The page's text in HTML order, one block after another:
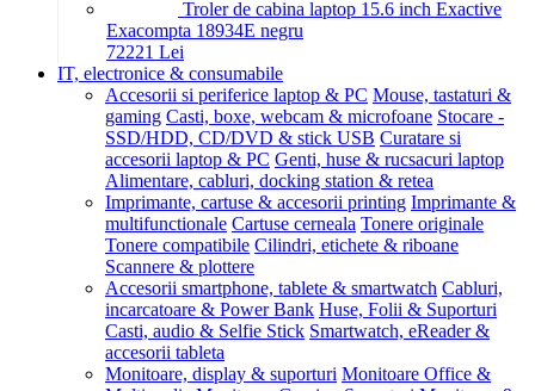
Troler de cabina laptop 15.6 inch Exactive
Exacompta 18934E negru
72221 Lei
IT, electronice & consumabile
Accesorii si periferice laptop & PC Mouse, tastaturi &
gaming Casti, boxe, webcam & microfoane Stocare -
SSD/HDD, CD/DVD & stick USB Curatare si
accesorii laptop & PC Genti, huse & rucsacuri laptop
Alimentare, cabluri, docking station & retea
Imprimante, cartuse & accesorii printing Imprimante &
multifunctionale Cartuse cerneala Tonere originale
Tonere compatibile Cilindri, etichete & riboane
Scannere & plottere
Accesorii smartphone, tablete & smartwatch Cabluri,
incarcatoare & Power Bank Huse, Folii & Suporturi
Casti, audio & Selfie Stick Smartwatch, eReader &
accesorii tableta
Monitoare, display & suporturi Monitoare Office &